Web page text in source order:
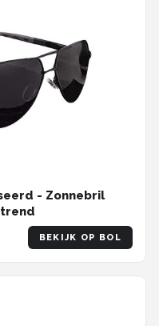
- Zonnebril
BEKIJK OP BOL